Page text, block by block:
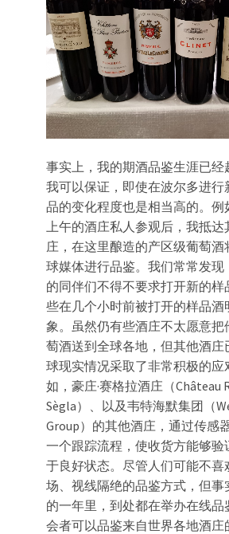
事实上，我的期酒品鉴生涯已经
我可以保证，即使在波尔多进行
品的变化程度也是相当高的。例
上午的酒庄私人参观后，我抵达
庄，在这里酿造的产区级葡萄酒
球媒体进行品鉴。我们常常发现
的同伴们不得不要求打开新的样
些在几个小时前被打开的样品酒
象。虽然仍有些酒庄不太愿意把
萄酒送到全球各地，但其他酒庄
球现实情况采取了非常积极的应
如，豪庄·赛格拉酒庄（Château
Sègla）、以及韦特海默集团（
Group）的其他酒庄，通过传感
一个跟踪流程，使收货方能够验
于良好状态。尽管人们可能不喜
场、视线隔绝的品鉴方式，但事
的一年里，到处都在举办在线
会者可以品鉴来自世界各地酒庄